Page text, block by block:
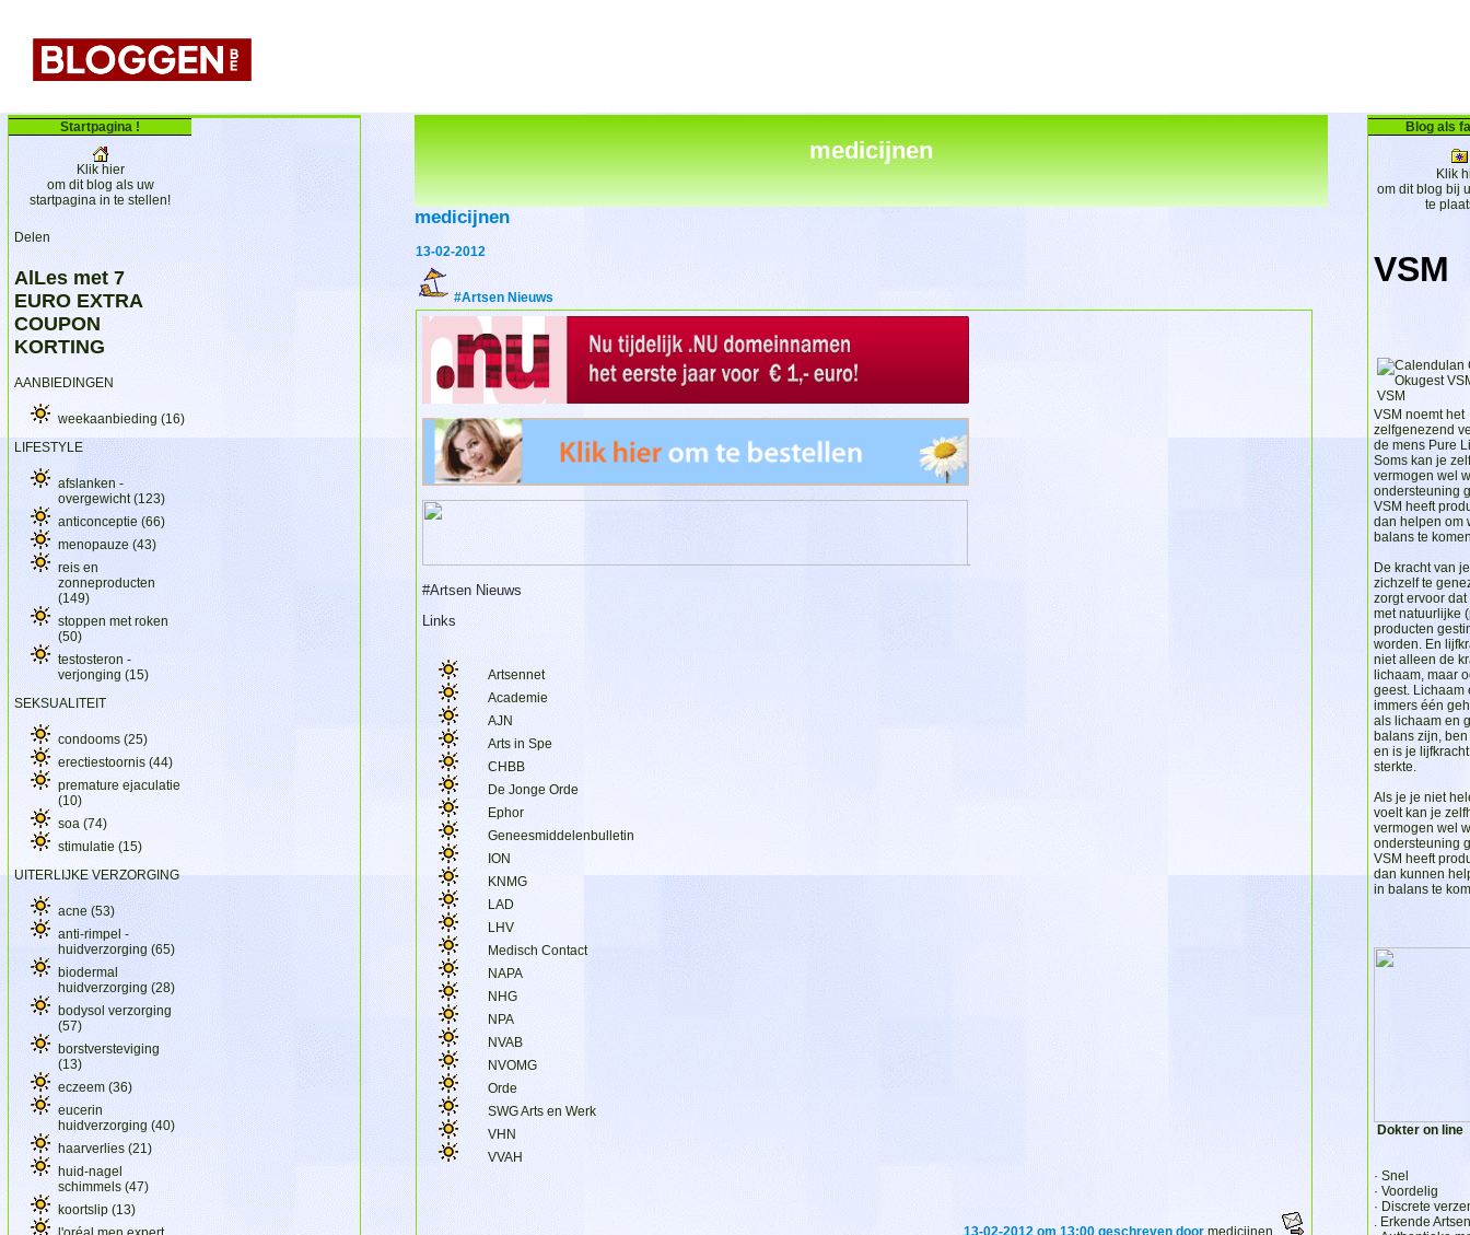
Startpagina !
Klik hier
om dit blog als uw
startpagina in te stellen!
Delen
AlLes met 7
EURO EXTRA
COUPON
KORTING
AANBIEDINGEN
weekaanbieding (16)
LIFESTYLE
afslanken -
overgewicht(123)
anticonceptie (66)
menopauze (43)
reis en
zonneproducten
(149)
stoppen met roken
(50)
testosteron -
verjonging (15)
SEKSUALITEIT
condooms (25)
erectiestoornis (44)
premature ejaculatie
(10)
soa (74)
stimulatie (15)
UITERLIJKE VERZORGING
acne (53)
anti-rimpel -
huidverzorging (65)
biodermal
huidverzorging (28)
bodysol verzorging
(57)
borstversteviging
(13)
eczeem (36)
eucerin
huidverzorging (40)
haarverlies (21)
huid-nagel
schimmels (47)
koortslip (13)
medicijnen
medicijnen
13-02-2012
#Artsen Nieuws
#Artsen Nieuws
Links
Artsennet
Academie
AJN
Arts in Spe
CHBB
De Jonge Orde
Ephor
Geneesmiddelenbulletin
ION
KNMG
LAD
LHV
Medisch Contact
NAPA
NHG
NPA
NVAB
NVOMG
Orde
SWG Arts en Werk
VHN
VVAH
13-02-2012 om 13:00 geschreven door medicijnen
Blog als
Klik
om dit blog bij
te
VSM
VSM noemt het
zelfgenezend
de mens Pure
Soms kan je
vermogen wel
ondersteuning
VSM heeft
dan helpen om
balans te
De kracht van
zichzelf te
zorgt ervoor
met natuurlijke
producten
worden. En
niet alleen de
lichaam, maar
geest. Lichaam
immers één
als lichaam en
balans zijn,
en is je
sterkte.
Als je je niet
voelt kan je
vermogen wel
ondersteuning
VSM heeft
dan kunnen
in balans te
Dokter on line
· Snel
· Voordelig
· Discrete
. Erkende Artsen